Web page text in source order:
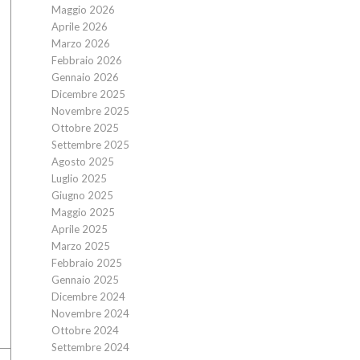
Maggio 2026
Aprile 2026
Marzo 2026
Febbraio 2026
Gennaio 2026
Dicembre 2025
Novembre 2025
Ottobre 2025
Settembre 2025
Agosto 2025
Luglio 2025
Giugno 2025
Maggio 2025
Aprile 2025
Marzo 2025
Febbraio 2025
Gennaio 2025
Dicembre 2024
Novembre 2024
Ottobre 2024
Settembre 2024